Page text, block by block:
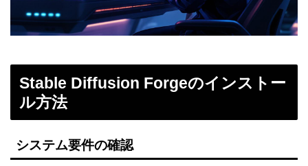
Stable Diffusion Forgeのインストー
ル方法
システム要件の確認